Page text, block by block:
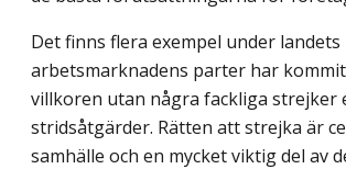
Det finns flera exempel under
arbetsmarknadens parter har
villkoren utan några fackliga strejker
stridsåtgärder. Rätten att strejka är
samhälle och en mycket viktig del av